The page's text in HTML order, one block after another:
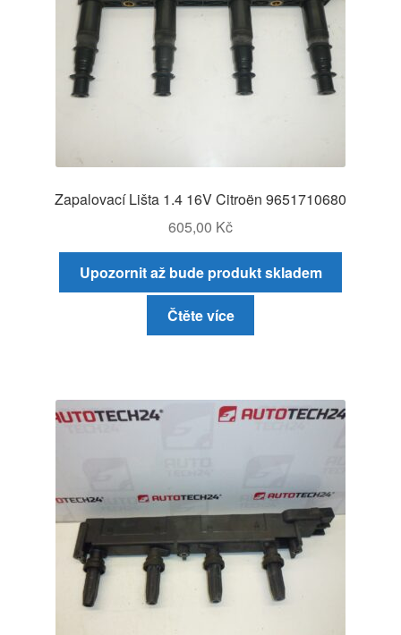
Zapalovací Lišta 1.4 16V Citroën 9651710680
605,00 Kč
Upozornit až bude produkt skladem
Čtěte více